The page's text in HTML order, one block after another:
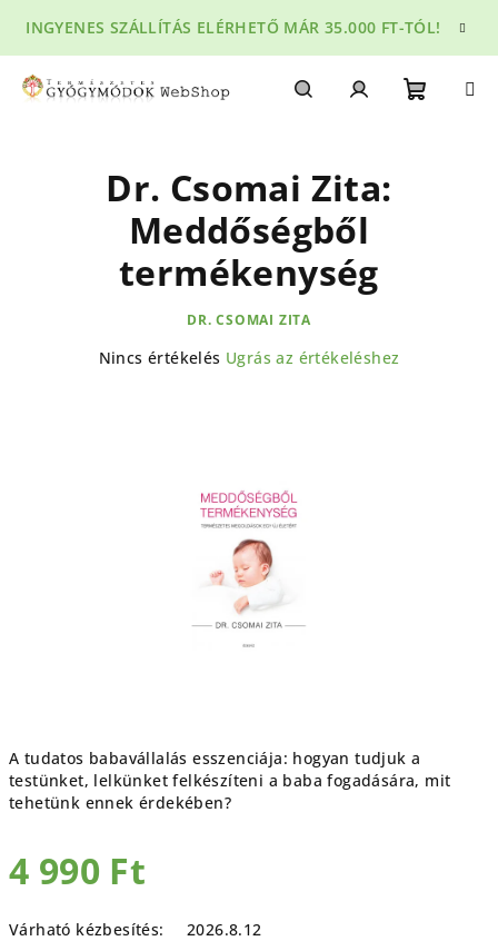
fő
tartalomhoz
INGYENES SZÁLLÍTÁS ELÉRHETŐ MÁR 35.000 FT-TÓL!
A tudatos babavállalás esszenciája: hogyan tudjuk a
testünket, lelkünket felkészíteni a baba fogadására, mit
tehetünk ennek érdekében?
4 990 Ft
Várható kézbesítés:
2026.8.12
Dr. Csomai Zita:
Meddőségből
termékenység
DR. CSOMAI ZITA
A
Nincs értékelés Ugrás az értékeléshez